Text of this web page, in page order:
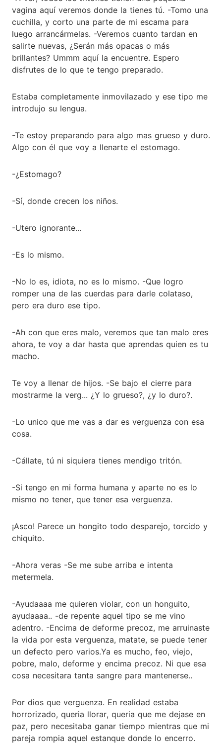
vagina aquí veremos donde la tienes tú. -Tomo una
cuchilla, y corto una parte de mi escama para
luego arrancármelas. -Veremos cuanto tardan en
salirte nuevas, ¿Serán más opacas o más
brillantes? Ummm aquí la encuentre. Espero
disfrutes de lo que te tengo preparado.
Estaba completamente inmovilazado y ese tipo me
introdujo su lengua.
-Te estoy preparando para algo mas grueso y duro.
Algo con él que voy a llenarte el estomago.
-¿Estomago?
-Sí, donde crecen los niños.
-Utero ignorante...
-Es lo mismo.
-No lo es, idiota, no es lo mismo. -Que logro
romper una de las cuerdas para darle colataso,
pero era duro ese tipo.
-Ah con que eres malo, veremos que tan malo eres
ahora, te voy a dar hasta que aprendas quien es tu
macho.
Te voy a llenar de hijos. -Se bajo el cierre para
mostrarme la verg... ¿Y lo grueso?, ¿y lo duro?.
-Lo unico que me vas a dar es verguenza con esa
cosa.
-Cállate, tú ni siquiera tienes mendigo tritón.
-Si tengo en mi forma humana y aparte no es lo
mismo no tener, que tener esa verguenza.
¡Asco! Parece un hongito todo desparejo, torcido y
chiquito.
-Ahora veras -Se me sube arriba e intenta
metermela.
-Ayudaaaa me quieren violar, con un honguito,
ayudaaaa.. -de repente aquel tipo se me vino
adentro. -Encima de deforme precoz, me arruinaste
la vida por esta verguenza, matate, se puede tener
un defecto pero varios.Ya es mucho, feo, viejo,
pobre, malo, deforme y encima precoz. Ni que esa
cosa necesitara tanta sangre para mantenerse..
Por dios que verguenza. En realidad estaba
horrorizado, queria llorar, queria que me dejase en
paz, pero necesitaba ganar tiempo mientras que mi
pareja rompia aquel estanque donde lo encerro.